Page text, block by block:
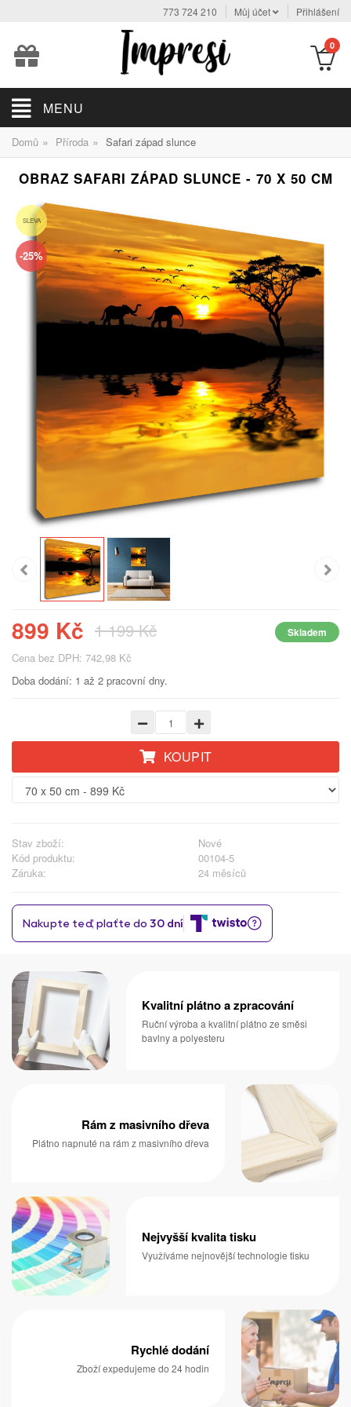
773 724 210 Můj účet Přihlášení
0
MENU
Domů » Příroda » Safari západ slunce
OBRAZ SAFARI ZÁPAD SLUNCE - 70 X 50 CM
SLEVA
-25%
899 Kč 1 199 Kč Skladem
Cena bez DPH: 742,98 Kč
Doba dodání: 1 až 2 pracovní dny.
KOUPIT
Stav zboží:
Nové
Kód produktu:
00104-5
Záruka:
24 měsíců
Kvalitní plátno a zpracování
Ruční výroba a kvalitní plátno ze směsi
bavlny a polyesteru
Rám z masivního dřeva
Plátno napnuté na rám z masivního dřeva
Nejvyšší kvalita tisku
Využíváme nejnovější technologie tisku
Rychlé dodání
Zboží expedujeme do 24 hodin